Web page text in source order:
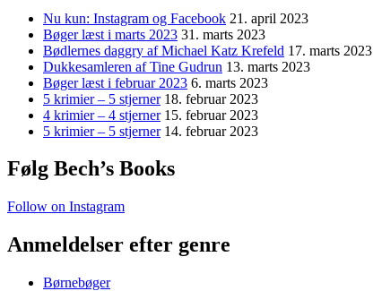
Nu kun: Instagram og Facebook 21. april 2023
Bøger læst i marts 2023 31. marts 2023
Bødlernes daggry af Michael Katz Krefeld 17. marts 2023
Dukkesamleren af Tine Gudrun 13. marts 2023
Bøger læst i februar 2023 6. marts 2023
5 krimier – 5 stjerner 18. februar 2023
4 krimier – 4 stjerner 15. februar 2023
5 krimier – 5 stjerner 14. februar 2023
Følg Bech’s Books
Follow on Instagram
Anmeldelser efter genre
Børnebøger